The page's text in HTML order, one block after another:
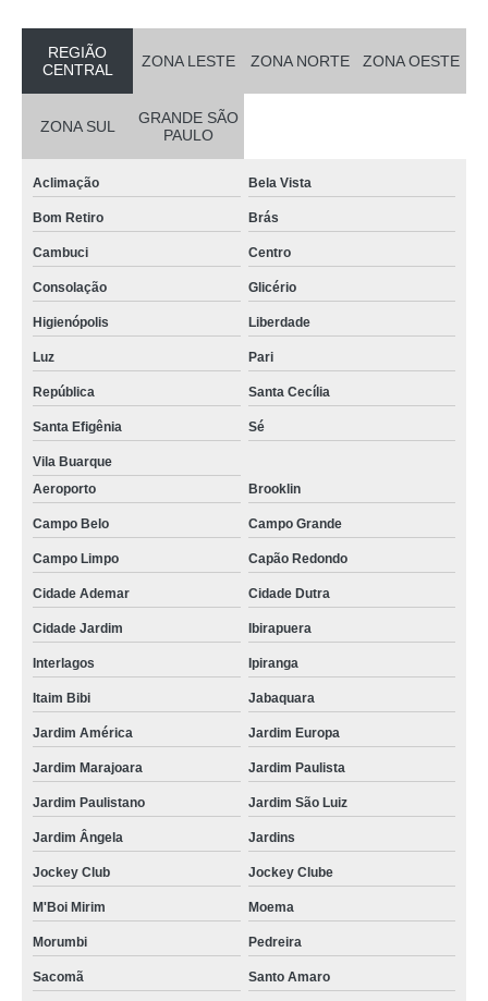
REGIÃO
CENTRAL
ZONA LESTE ZONA NORTE ZONA OESTE
ZONA SUL
GRANDE SÃO
PAULO
Aclimação Bela Vista
Bom Retiro Brás
Cambuci Centro
Consolação Glicério
Higienópolis Liberdade
Luz Pari
República Santa Cecília
Santa Efigênia Sé
Vila Buarque
Aeroporto
Brooklin
Campo Belo Campo Grande
Campo Limpo Capão Redondo
Cidade Ademar Cidade Dutra
Cidade Jardim Ibirapuera
Interlagos Ipiranga
Itaim Bibi Jabaquara
Jardim América Jardim Europa
Jardim Marajoara Jardim Paulista
Jardim Paulistano Jardim São Luiz
Jardim Ângela Jardins
Jockey Club Jockey Clube
M'Boi Mirim Moema
Morumbi Pedreira
Sacomã Santo Amaro